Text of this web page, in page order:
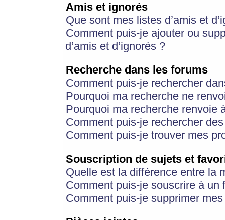
Amis et ignorés
Que sont mes listes d’amis et
Comment puis-je ajouter ou
d’amis et d’ignorés ?
Recherche dans les forums
Comment puis-je rechercher
Pourquoi ma recherche ne
Pourquoi ma recherche renvoie
Comment puis-je rechercher
Comment puis-je trouver mes
Souscription de sujets et
Quelle est la différence entre la
Comment puis-je souscrire à
Comment puis-je supprimer